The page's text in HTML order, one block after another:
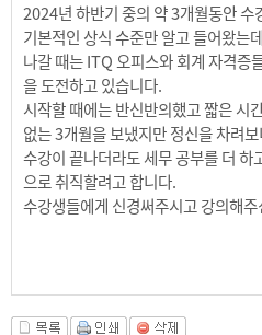
2024년 하반기 중의 약 3개월동안 수
기본적인 상식 수준만 알고 들어왔는
나갈 때는 ITQ 오피스와 회계 자격증
을 도전하고 있습니다.
시작할 때에는 반신반의했고 짧은 시
없는 3개월을 보냈지만 정신을 차려
수강이 끝나더라도 세무 공부를 더 하
으로 취직할려고 합니다.
수강생들에게 신경써주시고 강의해